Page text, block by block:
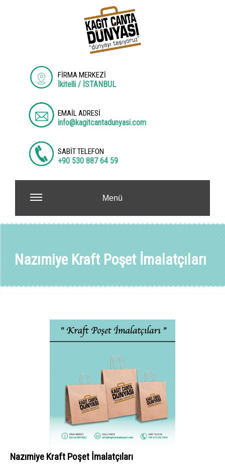
FİRMA MERKEZİ
İkitelli / İSTANBUL
EMAİL ADRESİ
info@kagitcantadunyasi.com
SABİT TELEFON
+90 530 887 64 59
Menü
Nazımiye Kraft Poşet İmalatçıları
Nazımiye Kraft Poşet İmalatçıları